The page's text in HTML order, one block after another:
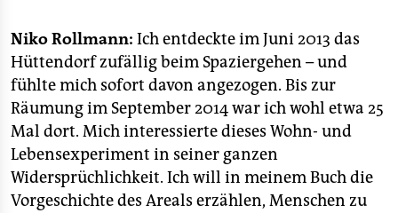
■ Die „Cuvryhöfe“:2015 sollte eigentlich Baubeginn
sein, aber es fehlt die Baugenehmigung. Nach
Auskunft des Senats dauert das
Bebaungsplanverfahren noch an.
Niko Rollmann: Ich entdeckte im Juni 2013 das
Hüttendorf zufällig beim Spaziergehen – und
fühlte mich sofort davon angezogen. Bis zur
Räumung im September 2014 war ich wohl etwa 25
Mal dort. Mich interessierte dieses Wohn- und
Lebensexperiment in seiner ganzen
Widersprüchlichkeit. Ich will in meinem Buch die
Vorgeschichte des Areals erzählen, Menschen zu